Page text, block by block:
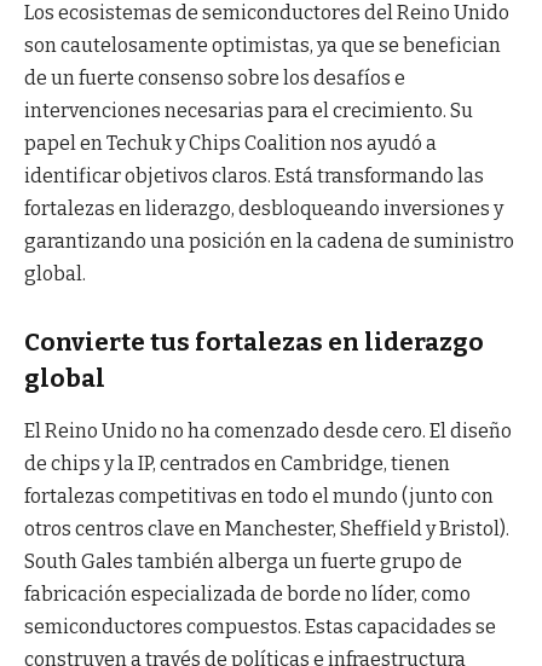
Los ecosistemas de semiconductores del Reino Unido
son cautelosamente optimistas, ya que se benefician
de un fuerte consenso sobre los desafíos e
intervenciones necesarias para el crecimiento. Su
papel en Techuk y Chips Coalition nos ayudó a
identificar objetivos claros. Está transformando las
fortalezas en liderazgo, desbloqueando inversiones y
garantizando una posición en la cadena de suministro
global.
Convierte tus fortalezas en liderazgo
global
El Reino Unido no ha comenzado desde cero. El diseño
de chips y la IP, centrados en Cambridge, tienen
fortalezas competitivas en todo el mundo (junto con
otros centros clave en Manchester, Sheffield y Bristol).
South Gales también alberga un fuerte grupo de
fabricación especializada de borde no líder, como
semiconductores compuestos. Estas capacidades se
construyen a través de políticas e infraestructura